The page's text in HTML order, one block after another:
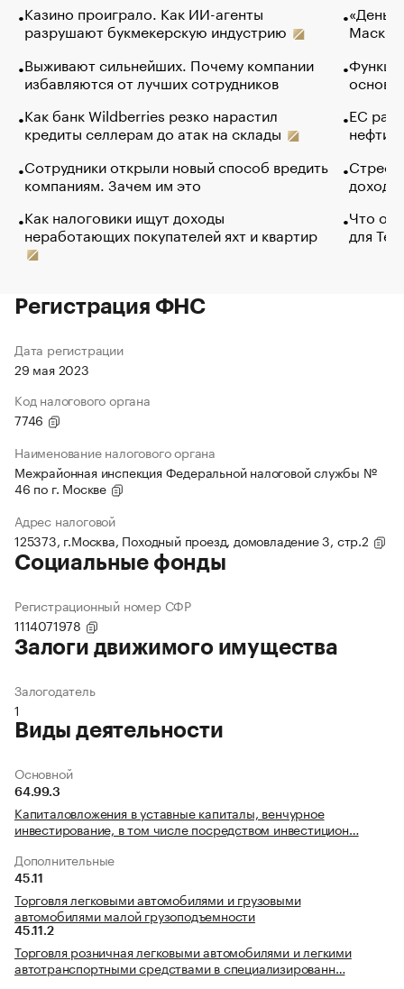
Казино проиграло. Как ИИ-агенты
разрушают букмекерскую индустрию
Выживают сильнейших. Почему компании
избавляются от лучших сотрудников
Как банк Wildberries резко нарастил
кредиты селлерам до атак на склады
Сотрудники открыли новый способ вредить
компаниям. Зачем им это
Как налоговики ищут доходы
неработающих покупателей яхт и квартир
Маск в
основ
ЕС
нефти
Что
для
Регистрация ФНС
Дата регистрации
29 мая 2023
Код налогового органа
7746
Наименование налогового органа
Межрайонная инспекция Федеральной налоговой службы №
46 по г. Москве
Адрес налоговой
125373, г.Москва, Походный проезд, домовладение 3, стр.2
Социальные фонды
Регистрационный номер СФР
1114071978
Залоги движимого имущества
Залогодатель
1
Виды деятельности
Основной
64.99.3
Капиталовложения в уставные капиталы, венчурное
инвестирование, в том числе посредством инвестицион…
Дополнительные
45.11
Торговля легковыми автомобилями и грузовыми
автомобилями малой грузоподъемности
45.11.2
Торговля розничная легковыми автомобилями и легкими
автотранспортными средствами в специализированн…